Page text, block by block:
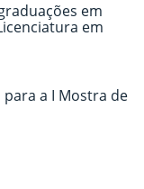
em
em
a I Mostra de